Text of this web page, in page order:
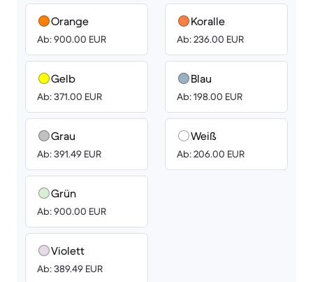
Orange
Ab: 900.00 EUR
Gelb
Ab: 371.00 EUR
Grau
Ab: 391.49 EUR
Grün
Ab: 900.00 EUR
Violett
Ab: 389.49 EUR
Koralle
Ab: 236.00 EUR
Blau
Ab: 198.00 EUR
Weiß
Ab: 206.00 EUR